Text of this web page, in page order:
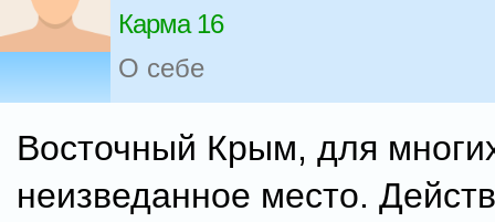
Карма 16
О себе
Восточный Крым, для
неизведанное место.